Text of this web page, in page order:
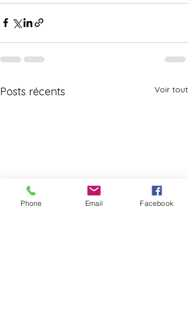
Posts récents Voir tout
Phone Email Facebook